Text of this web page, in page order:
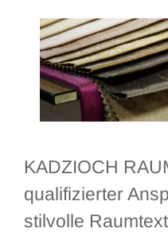
KADZIOCH
qualifizierter
stilvolle